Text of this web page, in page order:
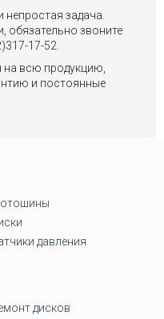
задача.
обязательно звоните
17-52.
на всю продукцию,
и постоянные
давления
дисков